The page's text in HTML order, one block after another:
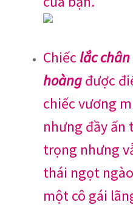
Chiếc lắc
hoàngđược
chiếc vương
nhưng đầy ấn
trọng nhưng
thái ngọt
một cô gái